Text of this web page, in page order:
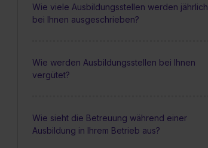
Wie viele Ausbildungsstellen werden jährlich
bei Ihnen ausgeschrieben?
Wie werden Ausbildungsstellen bei Ihnen
vergütet?
Wie sieht die Betreuung während einer
Ausbildung in Ihrem Betrieb aus?